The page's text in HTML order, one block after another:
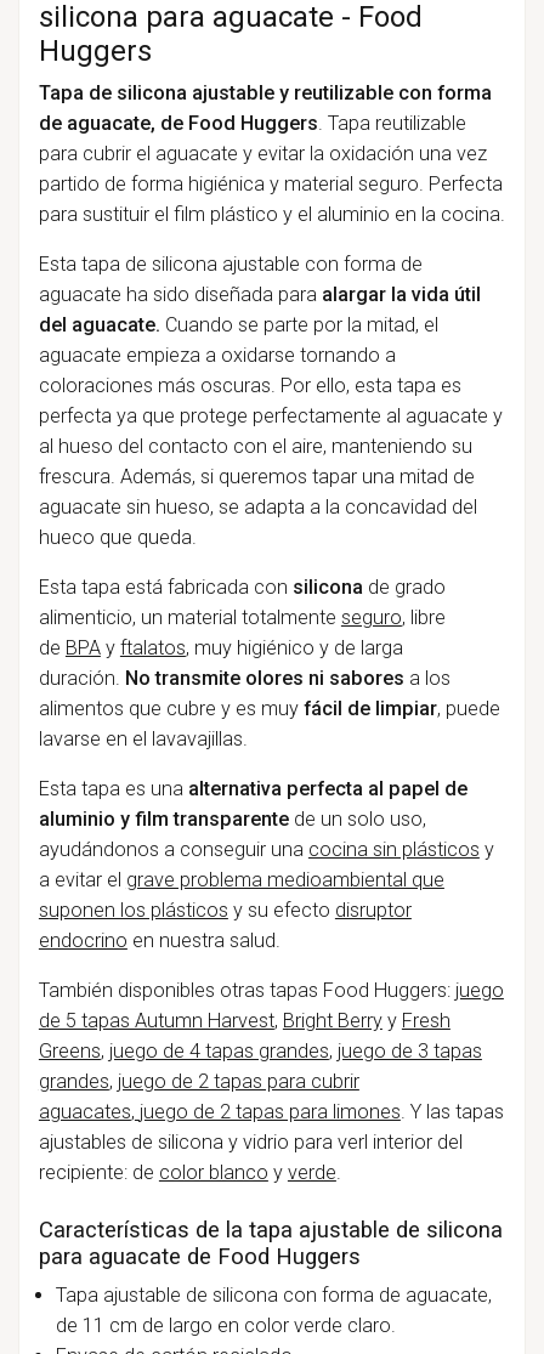
silicona para aguacate - Food
Huggers
Tapa de silicona ajustable y reutilizable con forma
de aguacate, de Food Huggers. Tapa reutilizable
para cubrir el aguacate y evitar la oxidación una vez
partido de forma higiénica y material seguro. Perfecta
para sustituir el film plástico y el aluminio en la cocina.
Esta tapa de silicona ajustable con forma de
aguacate ha sido diseñada para alargar la vida útil
del aguacate. Cuando se parte por la mitad, el
aguacate empieza a oxidarse tornando a
coloraciones más oscuras. Por ello, esta tapa es
perfecta ya que protege perfectamente al aguacate y
al hueso del contacto con el aire, manteniendo su
frescura. Además, si queremos tapar una mitad de
aguacate sin hueso, se adapta a la concavidad del
hueco que queda.
Esta tapa está fabricada con silicona de grado
alimenticio, un material totalmente seguro, libre
de BPAy ftalatos, muy higiénico y de larga
duración. No transmite olores ni sabores a los
alimentos que cubre y es muy fácil de limpiar, puede
lavarse en el lavavajillas.
Esta tapa es una alternativa perfecta al papel de
aluminio y film transparentede un solo uso,
ayudándonos a conseguir una cocina sin plásticos y
a evitar el grave problema medioambiental que
suponen los plásticos y su efecto disruptor
endocrino en nuestra salud.
También disponibles otras tapas Food Huggers: juego
de 5 tapas Autumn Harvest, Bright Berry y Fresh
Greens, juego de 4 tapas grandes, juego de 3 tapas
grandes, juego de 2 tapas para cubrir
aguacates, juego de 2 tapas para limones. Y las tapas
ajustables de silicona y vidrio para verl interior del
recipiente: de color blanco y verde.
Características de la tapa ajustable de silicona
para aguacate de Food Huggers
Tapa ajustable de silicona con forma de aguacate,
de 11 cm de largo en color verde claro.